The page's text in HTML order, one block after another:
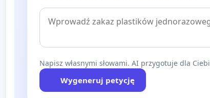
Napisz własnymi słowami. AI przygotuje dla
Wygeneruj petycję